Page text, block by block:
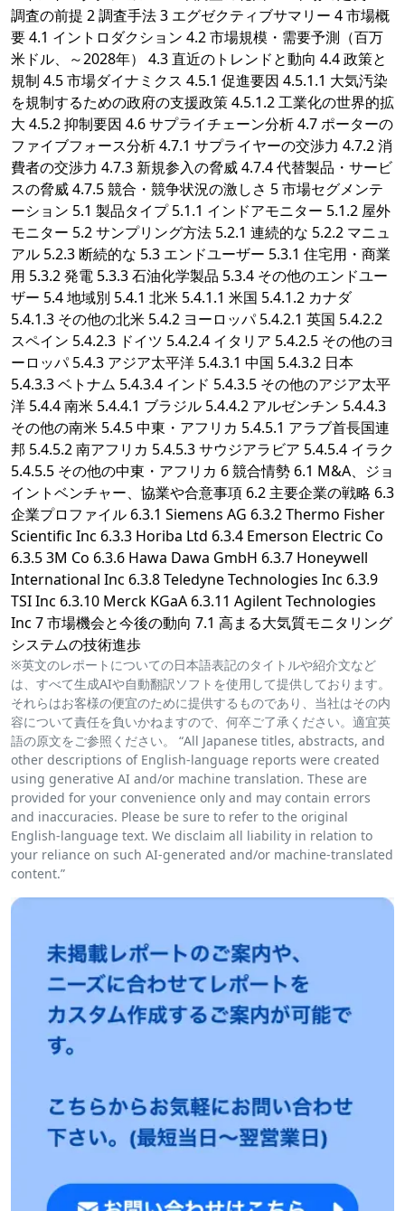
調査の前提 2 調査手法 3 エグゼクティブサマリー 4 市場概
要 4.1 イントロダクション 4.2 市場規模・需要予測（百万
米ドル、～2028年） 4.3 直近のトレンドと動向 4.4 政策と
規制 4.5 市場ダイナミクス 4.5.1 促進要因 4.5.1.1 大気汚染
を規制するための政府の支援政策 4.5.1.2 工業化の世界的拡
大 4.5.2 抑制要因 4.6 サプライチェーン分析 4.7 ポーターの
ファイブフォース分析 4.7.1 サプライヤーの交渉力 4.7.2 消
費者の交渉力 4.7.3 新規参入の脅威 4.7.4 代替製品・サービ
スの脅威 4.7.5 競合・競争状況の激しさ 5 市場セグメンテ
ーション 5.1 製品タイプ 5.1.1 インドアモニター 5.1.2 屋外
モニター 5.2 サンプリング方法 5.2.1 連続的な 5.2.2 マニュ
アル 5.2.3 断続的な 5.3 エンドユーザー 5.3.1 住宅用・商業
用 5.3.2 発電 5.3.3 石油化学製品 5.3.4 その他のエンドユー
ザー 5.4 地域別 5.4.1 北米 5.4.1.1 米国 5.4.1.2 カナダ
5.4.1.3 その他の北米 5.4.2 ヨーロッパ 5.4.2.1 英国 5.4.2.2
スペイン 5.4.2.3 ドイツ 5.4.2.4 イタリア 5.4.2.5 その他のヨ
ーロッパ 5.4.3 アジア太平洋 5.4.3.1 中国 5.4.3.2 日本
5.4.3.3 ベトナム 5.4.3.4 インド 5.4.3.5 その他のアジア太平
洋 5.4.4 南米 5.4.4.1 ブラジル 5.4.4.2 アルゼンチン 5.4.4.3
その他の南米 5.4.5 中東・アフリカ 5.4.5.1 アラブ首長国連
邦 5.4.5.2 南アフリカ 5.4.5.3 サウジアラビア 5.4.5.4 イラク
5.4.5.5 その他の中東・アフリカ 6 競合情勢 6.1 M&A、ジョ
イントベンチャー、協業や合意事項 6.2 主要企業の戦略 6.3
企業プロファイル 6.3.1 Siemens AG 6.3.2 Thermo Fisher
Scientific Inc 6.3.3 Horiba Ltd 6.3.4 Emerson Electric Co
6.3.5 3M Co 6.3.6 Hawa Dawa GmbH 6.3.7 Honeywell
International Inc 6.3.8 Teledyne Technologies Inc 6.3.9
TSI Inc 6.3.10 Merck KGaA 6.3.11 Agilent Technologies
Inc 7 市場機会と今後の動向 7.1 高まる大気質モニタリング
システムの技術進歩
※英文のレポートについての日本語表記のタイトルや紹介文など
は、すべて生成AIや自動翻訳ソフトを使用して提供しております。
それらはお客様の便宜のために提供するものであり、当社はその内
容について責任を負いかねますので、何卒ご了承ください。適宜英
語の原文をご参照ください。 “All Japanese titles, abstracts, and
other descriptions of English-language reports were created
using generative AI and/or machine translation. These are
provided for your convenience only and may contain errors
and inaccuracies. Please be sure to refer to the original
English-language text. We disclaim all liability in relation to
your reliance on such AI-generated and/or machine-translated
content.”